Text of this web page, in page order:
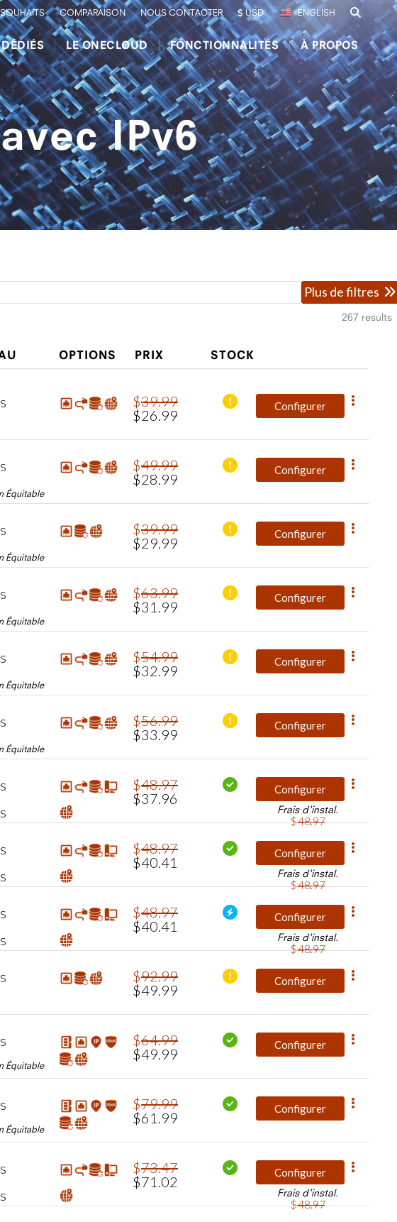
ENGLISH
COMPARAISON NOUS CONTACTER USD
LE ONECLOUD FONCTIONNALITÉS À PROPOS
IPv6
Plus de filtres
267 results
OPTIONS PRIX STOCK
$39.99
$26.99
Configurer
Équitable
$49.99
$28.99
Configurer
Équitable
$39.99
$29.99
Configurer
Équitable
$63.99
$31 .99
Configurer
Équitable
$54.99
$32.99
Configurer
Équitable
$56.99
$33.99
Configurer
$48.97
$37.96
Configurer
Frais d'instal.
$48.97
$48.97
$40.41
Configurer
Frais d'instal.
$48.97
$48.97
$40.41
Configurer
Frais d'instal.
$48.97
$92.99
$49.99
Configurer
Équitable
$64.99
$49.99
Configurer
Équitable
$79.99
$61 .99
Configurer
$73.47
$71 .02
Configurer
Frais d'instal.
$48.97